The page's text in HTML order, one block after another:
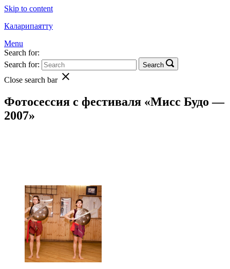
Skip to content
Каларипаятту
Menu
Search for:
Search for:
Search
Close search bar
Фотосессия с фестиваля «Мисс Будо —
2007»